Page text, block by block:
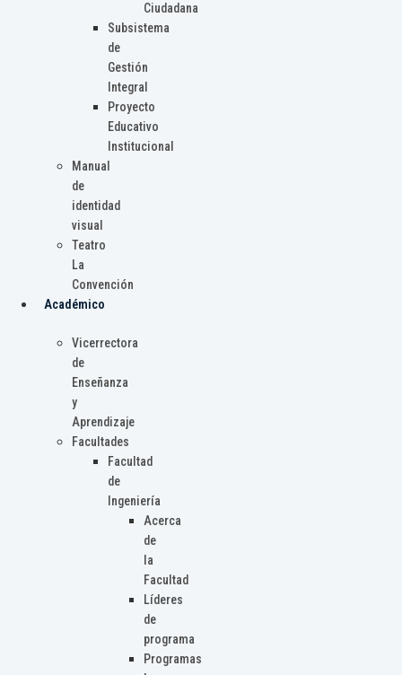
Ciudadana
Subsistema
de
Gestión
Integral
Proyecto
Educativo
Institucional
Manual
de
identidad
visual
Teatro
La
Convención
Académico
Vicerrectora
de
Enseñanza
y
Aprendizaje
Facultades
Facultad
de
Ingeniería
Acerca
de
la
Facultad
Líderes
de
programa
Programas